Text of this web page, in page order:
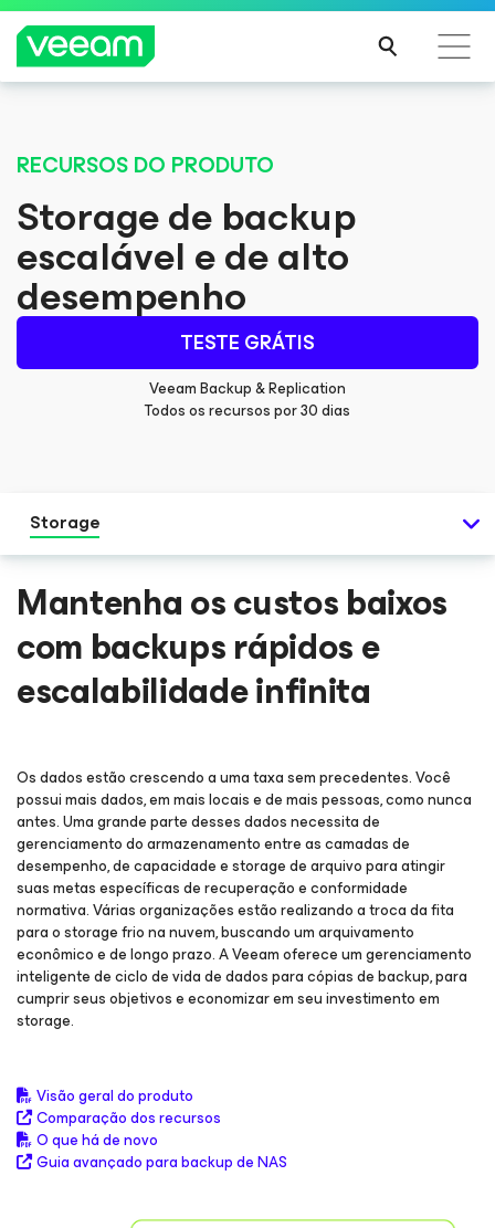
pela atualização de conteúdo da CrowdStrike
MAIS
RECURSOS DO PRODUTO
Storage de backup
escalável e de alto
desempenho
TESTE GRÁTIS
Veeam Backup & Replication
Todos os recursos por 30 dias
Storage
Mantenha os custos baixos
com backups rápidos e
escalabilidade infinita
Os dados estão crescendo a uma taxa sem precedentes. Você
possui mais dados, em mais locais e de mais pessoas, como nunca
antes. Uma grande parte desses dados necessita de
gerenciamento do armazenamento entre as camadas de
desempenho, de capacidade e storage de arquivo para atingir
suas metas específicas de recuperação e conformidade
normativa. Várias organizações estão realizando a troca da fita
para o storage frio na nuvem, buscando um arquivamento
econômico e de longo prazo. A Veeam oferece um gerenciamento
inteligente de ciclo de vida de dados para cópias de backup, para
cumprir seus objetivos e economizar em seu investimento em
storage.
Visão geral do produto
Comparação dos recursos
O que há de novo
Guia avançado para backup de NAS